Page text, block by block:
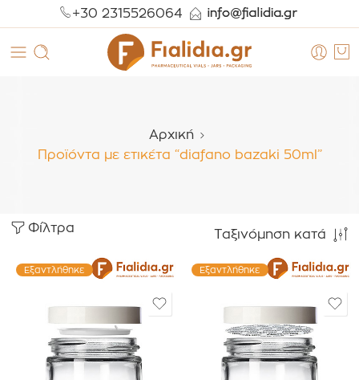
+30 2315526064
Αρχική
Προϊόντα με ετικέτα “diafano bazaki 50ml”
Φίλτρα Ταξινόμηση κατά
Εξαντλήθηκε Εξαντλήθηκε